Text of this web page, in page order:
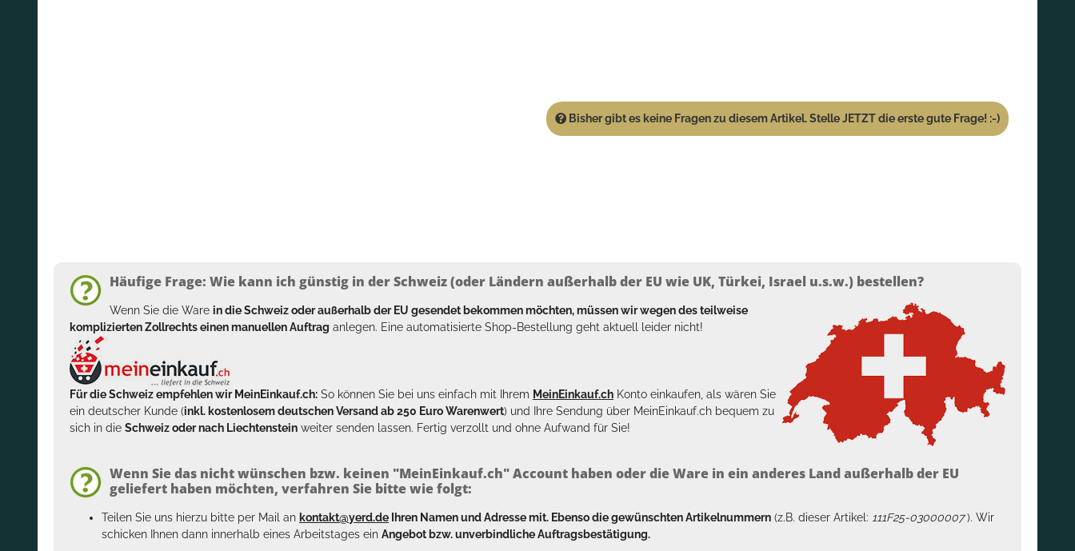
Bisher gibt es keine Fragen zu diesem Artikel. Stelle JETZT die erste gute Frage! :-)
Häufige Frage: Wie kann ich günstig in der Schweiz (oder Ländern außerhalb der EU wie UK, Türkei, Israel u.s.w.) bestellen?
Wenn Sie die Ware in die Schweiz oder außerhalb der EU gesendet bekommen möchten, müssen wir wegen des teilweise
komplizierten Zollrechts einen manuellen Auftrag anlegen. Eine automatisierte Shop-Bestellung geht aktuell leider nicht!
Für die Schweiz empfehlen wir MeinEinkauf.ch: So können Sie bei uns einfach mit Ihrem MeinEinkauf.ch Konto einkaufen, als wären Sie
ein deutscher Kunde (inkl. kostenlosem deutschen Versand ab 250 Euro Warenwert) und Ihre Sendung über MeinEinkauf.ch bequem zu
sich in die Schweiz oder nach Liechtenstein weiter senden lassen. Fertig verzollt und ohne Aufwand für Sie!
Wenn Sie das nicht wünschen bzw. keinen "MeinEinkauf.ch" Account haben oder die Ware in ein anderes Land außerhalb der EU
geliefert haben möchten, verfahren Sie bitte wie folgt:
Teilen Sie uns hierzu bitte per Mail an kontakt@yerd.de Ihren Namen und Adresse mit. Ebenso die gewünschten Artikelnummern (z.B. dieser Artikel: 111F25-03000007). Wir
schicken Ihnen dann innerhalb eines Arbeitstages ein Angebot bzw. unverbindliche Auftragsbestätigung.